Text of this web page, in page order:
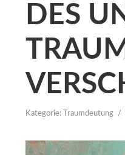
DES
Kategorie: Traumdeutung